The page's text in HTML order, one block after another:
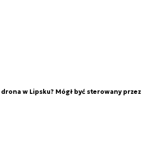
w Lipsku? Mógł być sterowany przez